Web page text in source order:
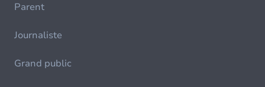
Parent
Journaliste
Grand public